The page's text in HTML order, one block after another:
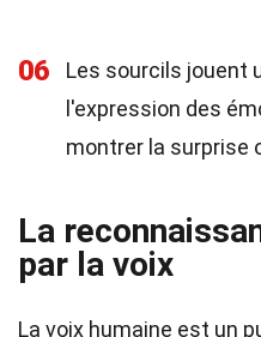
06
Les sourcils jouent
l'expression des
montrer la surprise
La
par la voix
La voix humaine est un